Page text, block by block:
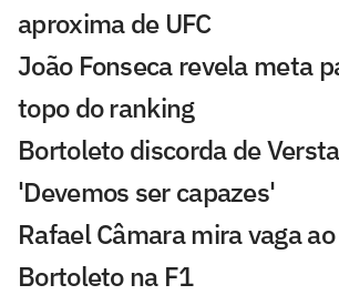
aproxima de UFC
João Fonseca revela meta
topo do ranking
Bortoleto discorda de
'Devemos ser capazes'
Rafael Câmara mira vaga
Bortoleto na F1